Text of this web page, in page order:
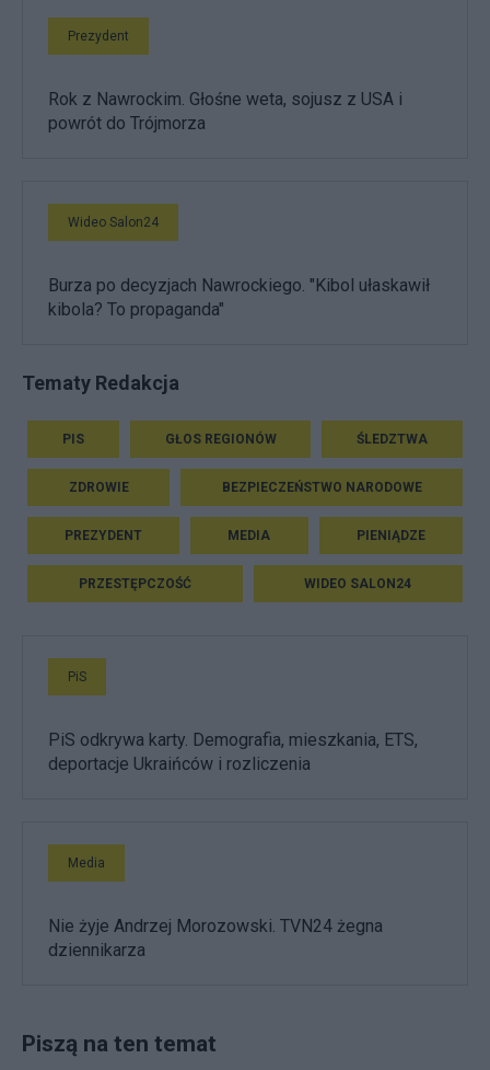
Prezydent
Rok z Nawrockim. Głośne weta, sojusz z USA i
powrót do Trójmorza
Wideo Salon24
Burza po decyzjach Nawrockiego. "Kibol ułaskawił
kibola? To propaganda"
Tematy Redakcja
PIS GŁOS REGIONÓW ŚLEDZTWA
ZDROWIE BEZPIECZEŃSTWO NARODOWE
PREZYDENT MEDIA PIENIĄDZE
PRZESTĘPCZOŚĆ WIDEO SALON24
PiS
PiS odkrywa karty. Demografia, mieszkania, ETS,
deportacje Ukraińców i rozliczenia
Media
Nie żyje Andrzej Morozowski. TVN24 żegna
dziennikarza
Piszą na ten temat